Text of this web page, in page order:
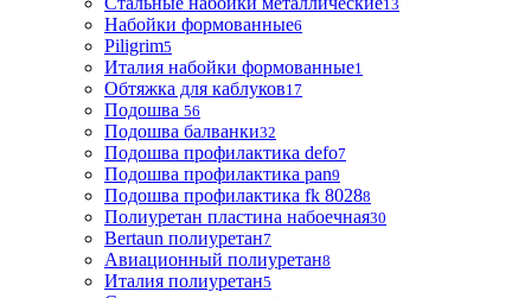
13
Набойки формованные6
Piligrim5
Италия набойки формованные1
Обтяжка для каблуков17
Подошва 56
Подошва балванки32
Подошва профилактика defo7
Подошва профилактика pan9
Подошва профилактика fk 80288
Полиуретан пластина набоечная30
Bertaun полиуретан7
Авиационный полиуретан8
Италия полиуретан5